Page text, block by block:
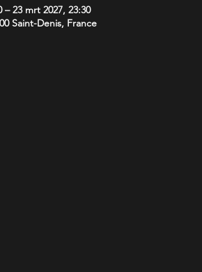
– 23 mrt 2027, 23:30
Saint-Denis, France